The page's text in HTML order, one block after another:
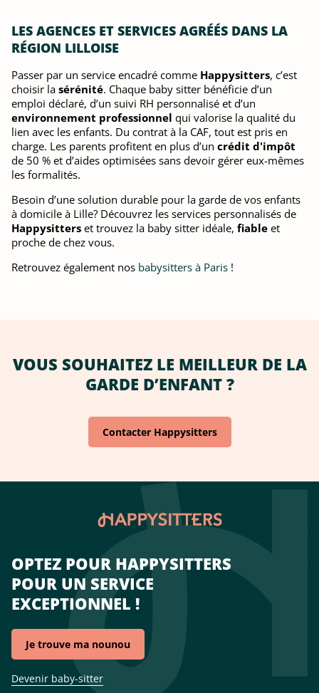
LES AGENCES ET SERVICES AGRÉÉS DANS LA
RÉGION LILLOISE
Passer par un service encadré comme Happysitters, c’est
choisir la sérénité. Chaque baby sitter bénéficie d’un
emploi déclaré, d’un suivi RH personnalisé et d’un
environnement professionnel qui valorise la qualité du
lien avec les enfants. Du contrat à la CAF, tout est pris en
charge. Les parents profitent en plus d’un crédit d'impôt
de 50 % et d’aides optimisées sans devoir gérer eux-mêmes
les formalités.
Besoin d’une solution durable pour la garde de vos enfants
à domicile à Lille? Découvrez les services personnalisés de
Happysitters et trouvez la baby sitter idéale, fiable et
proche de chez vous.
Retrouvez également nos babysitters à Paris !
VOUS SOUHAITEZ LE MEILLEUR DE LA
GARDE D’ENFANT ?
Contacter Happysitters
OPTEZ POUR HAPPYSITTERS
POUR UN SERVICE
EXCEPTIONNEL !
Je trouve ma nounou
Devenir baby-sitter